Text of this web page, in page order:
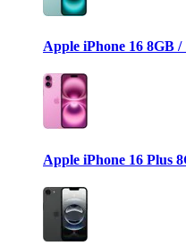
Apple iPhone 16 8GB /
Apple iPhone 16 Plus